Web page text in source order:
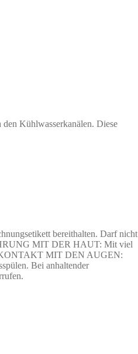
Kühlwasserkanälen. Diese
bereithalten. Darf nicht
MIT DER HAUT: Mit viel
KONTAKT MIT DEN AUGEN:
Bei anhaltender